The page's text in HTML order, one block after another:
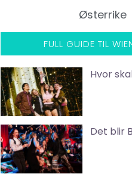
Østerrike
FULL GUIDE TIL
Hvor
Det blir